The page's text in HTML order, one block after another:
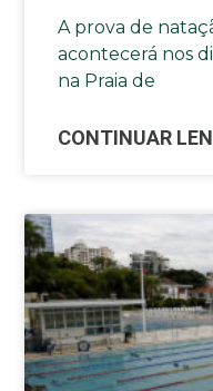
A prova de
acontecerá nos
na Praia de
CONTINUAR